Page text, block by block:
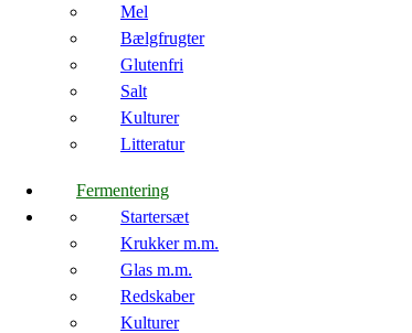
Mel
Bælgfrugter
Glutenfri
Salt
Kulturer
Litteratur
Fermentering
Startersæt
Krukker m.m.
Glas m.m.
Redskaber
Kulturer